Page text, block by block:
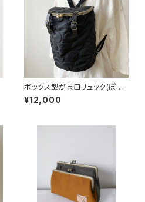
ボックス型がま口リュック(ぽこ
ぽこドット/ブラック)
¥12,000